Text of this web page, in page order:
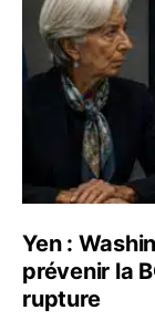
Yen :
prévenir la
rupture